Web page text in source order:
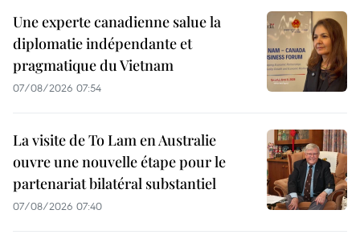
Une experte canadienne salue la
diplomatie indépendante et
pragmatique du Vietnam
07/08/2026 07:54
La visite de To Lam en Australie
ouvre une nouvelle étape pour le
partenariat bilatéral substantiel
07/08/2026 07:40